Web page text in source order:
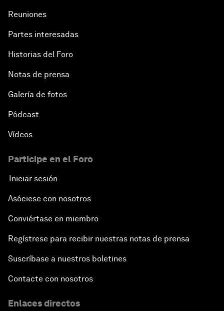
Reuniones
Partes interesadas
Historias del Foro
Notas de prensa
Galería de fotos
Pódcast
Vídeos
Participe en el Foro
Iniciar sesión
Asóciese con nosotros
Conviértase en miembro
Regístrese para recibir nuestras notas de prensa
Suscríbase a nuestros boletines
Contacte con nosotros
Enlaces directos